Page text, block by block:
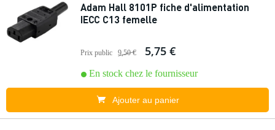
Adam Hall 8101P fiche d'alimentation
IECC C13 femelle
Prix public 9,50 € 5,75 €
En stock chez le fournisseur
Ajouter au panier